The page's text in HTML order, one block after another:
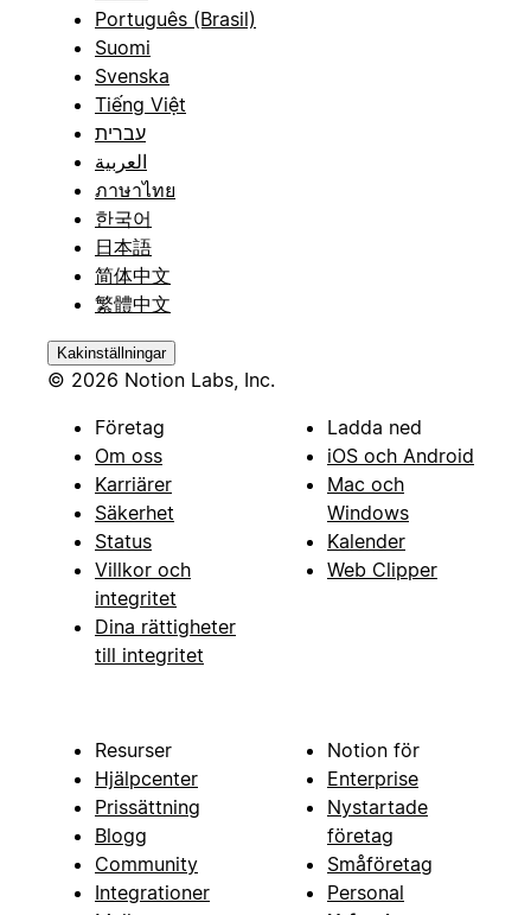
Português (Brasil)
Suomi
Svenska
Tiếng Việt
עברית
العربية
ภาษาไทย
한국어
日本語
简体中文
繁體中文
Kakinställningar
© 2026 Notion Labs, Inc.
Företag
Om oss
Karriärer
Säkerhet
Status
Villkor och
integritet
Dina rättigheter
till integritet
Ladda ned
iOS och Android
Mac och
Windows
Kalender
Web Clipper
Resurser
Hjälpcenter
Prissättning
Blogg
Community
Integrationer
Notion för
Enterprise
Nystartade
företag
Småföretag
Personal